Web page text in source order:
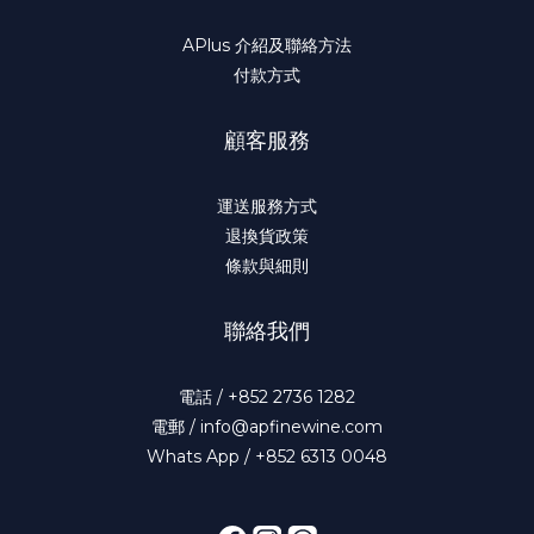
APlus 介紹及聯絡方法
付款方式
顧客服務
運送服務方式
退換貨政策
條款與細則
聯絡我們
電話 / +852 2736 1282
電郵 / info@apfinewine.com
Whats App / +852 6313 0048